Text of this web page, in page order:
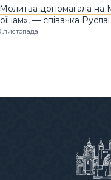
допомагала на
— співачка
листопада